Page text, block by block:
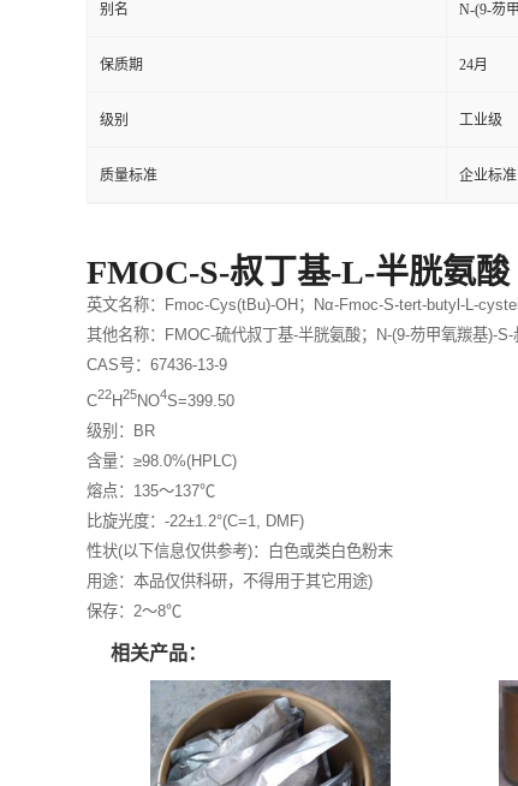
别名 N-(9-芴
保质期 24月
级别 工业级
质量标准 企业标准
FMOC-S-叔丁基-L-半胱氨酸
英文名称：Fmoc-Cys(tBu)-OH；Nα-Fmoc-S-tert-butyl-L-
其他名称：FMOC-硫代叔丁基-半胱氨酸；N-(9-芴甲氧羰基)-
CAS号：67436-13-9
C22H25NO4S=399.50
级别：BR
含量：≥98.0%(HPLC)
熔点：135～137℃
比旋光度：-22±1.2°(C=1, DMF)
性状(以下信息仅供参考)：白色或类白色粉末
用途：本品仅供科研，不得用于其它用途)
保存：2～8℃
相关产品：